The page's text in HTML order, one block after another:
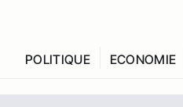
POLITIQUE ECONOMIE